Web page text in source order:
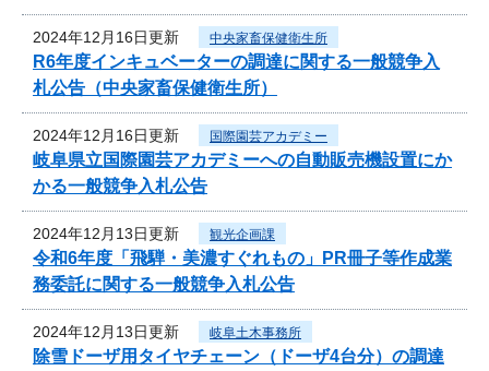
2024年12月16日更新 中央家畜保健衛生所
R6年度インキュベーターの調達に関する一般競争入
札公告（中央家畜保健衛生所）
2024年12月16日更新 国際園芸アカデミー
岐阜県立国際園芸アカデミーへの自動販売機設置にか
かる一般競争入札公告
2024年12月13日更新 観光企画課
令和6年度「飛騨・美濃すぐれもの」PR冊子等作成業
務委託に関する一般競争入札公告
2024年12月13日更新 岐阜土木事務所
除雪ドーザ用タイヤチェーン（ドーザ4台分）の調達